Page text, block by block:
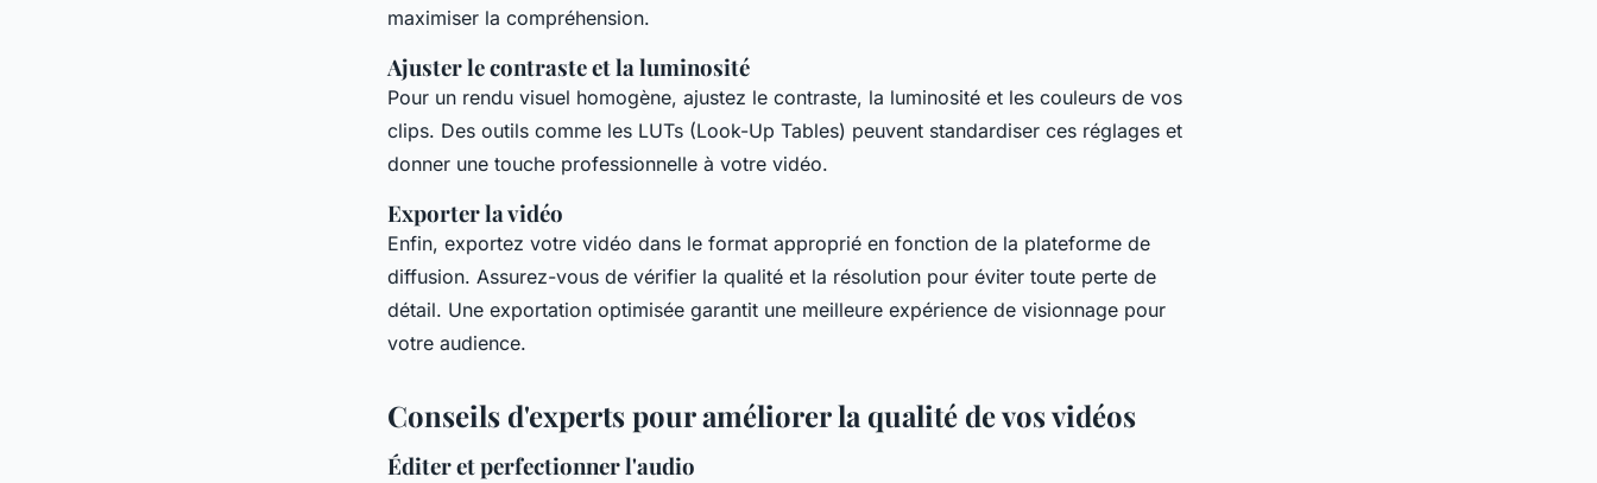
maximiser la compréhension.
Ajuster le contraste et la luminosité
Pour un rendu visuel homogène, ajustez le contraste, la luminosité et les couleurs de vos
clips. Des outils comme les LUTs (Look-Up Tables) peuvent standardiser ces réglages et
donner une touche professionnelle à votre vidéo.
Exporter la vidéo
Enfin, exportez votre vidéo dans le format approprié en fonction de la plateforme de
diffusion. Assurez-vous de vérifier la qualité et la résolution pour éviter toute perte de
détail. Une exportation optimisée garantit une meilleure expérience de visionnage pour
votre audience.
Conseils d'experts pour améliorer la qualité de vos vidéos
Éditer et perfectionner l'audio